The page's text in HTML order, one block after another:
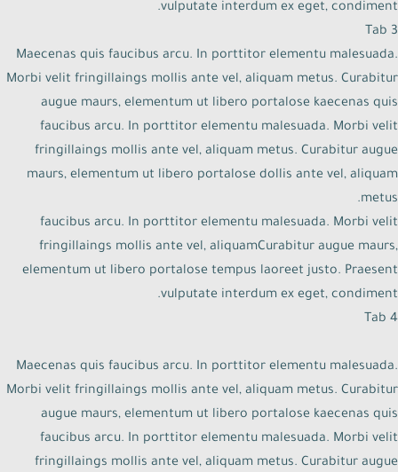
vulputate interdum ex eget, condiment.
Tab 3
Maecenas quis faucibus arcu. In porttitor elementu malesuada.
Morbi velit fringillaings mollis ante vel, aliquam metus. Curabitur
augue maurs, elementum ut libero portalose kaecenas quis
faucibus arcu. In porttitor elementu malesuada. Morbi velit
fringillaings mollis ante vel, aliquam metus. Curabitur augue
maurs, elementum ut libero portalose dollis ante vel, aliquam
metus.
faucibus arcu. In porttitor elementu malesuada. Morbi velit
fringillaings mollis ante vel, aliquamCurabitur augue maurs,
elementum ut libero portalose tempus laoreet justo. Praesent
vulputate interdum ex eget, condiment.
Tab 4
Maecenas quis faucibus arcu. In porttitor elementu malesuada.
Morbi velit fringillaings mollis ante vel, aliquam metus. Curabitur
augue maurs, elementum ut libero portalose kaecenas quis
faucibus arcu. In porttitor elementu malesuada. Morbi velit
fringillaings mollis ante vel, aliquam metus. Curabitur augue